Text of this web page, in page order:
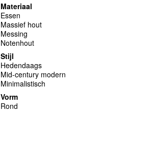
Materiaal
Essen
Massief hout
Messing
Notenhout
Stijl
Hedendaags
Mid-century modern
Minimalistisch
Vorm
Rond